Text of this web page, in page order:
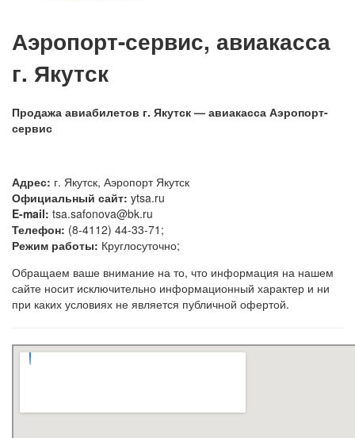
Аэропорт-сервис, авиакасса
г. Якутск
Продажа авиабилетов г. Якутск — авиакасса Аэропорт-
сервис
Адрес: г. Якутск, Аэропорт Якутск
Официальный сайт: ytsa.ru
E-mail: tsa.safonova@bk.ru
Телефон: (8-4112) 44-33-71;
Режим работы: Круглосуточно;
Обращаем ваше внимание на то, что информация на нашем
сайте носит исключительно информационный характер и ни
при каких условиях не является публичной офертой.